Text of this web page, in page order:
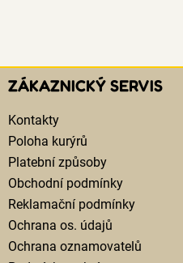
ZÁKAZNICKÝ SERVIS
Kontakty
Poloha kurýrů
Platební způsoby
Obchodní podmínky
Reklamační podmínky
Ochrana os. údajů
Ochrana oznamovatelů